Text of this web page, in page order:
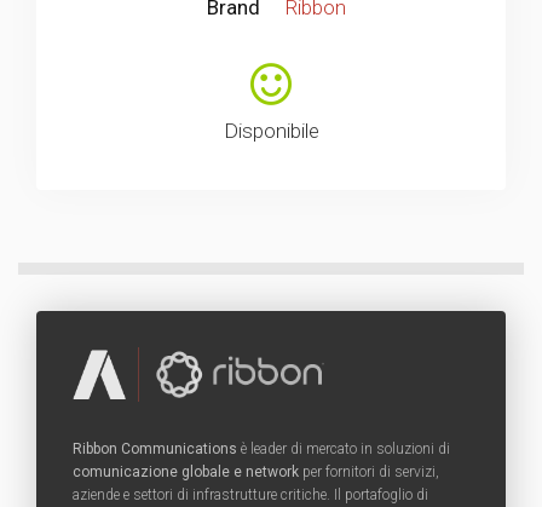
Brand Ribbon
Disponibile
Ribbon Communications è leader di mercato in soluzioni di
comunicazione globale e network per fornitori di servizi,
aziende e settori di infrastrutture critiche. Il portafoglio di